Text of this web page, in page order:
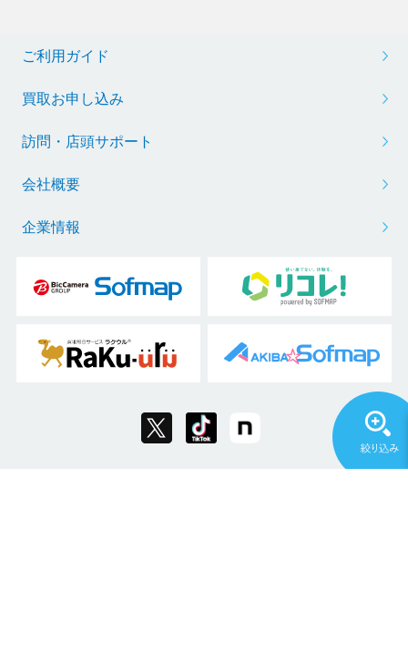
ご利用ガイド
買取お申し込み
訪問・店頭サポート
会社概要
企業情報